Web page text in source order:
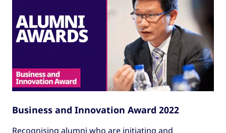
Business and Innovation Award 2022
Recognising alumni who are initiating and